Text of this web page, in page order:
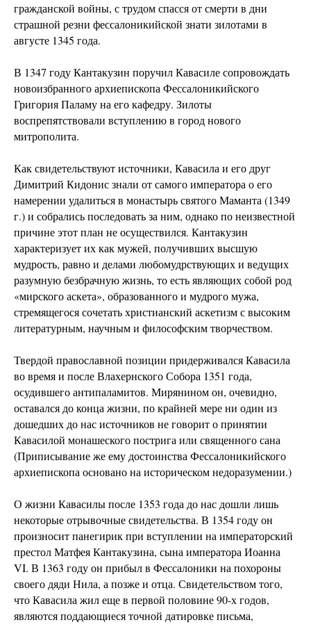
гражданской войны, с трудом спасся от смерти в дни
страшной резни фессалоникийской знати зилотами в
августе 1345 года.
В 1347 году Кантакузин поручил Кавасиле сопровождать
новоизбранного архиепископа Фессалоникийского
Григория Паламу на его кафедру. Зилоты
воспрепятствовали вступлению в город нового
митрополита.
Как свидетельствуют источники, Кавасила и его друг
Димитрий Кидонис знали от самого императора о его
намерении удалиться в монастырь святого Маманта (1349
г.) и собрались последовать за ним, однако по неизвестной
причине этот план не осуществился. Кантакузин
характеризует их как мужей, получивших высшую
мудрость, равно и делами любомудрствующих и ведущих
разумную безбрачную жизнь, то есть являющих собой род
«мирского аскета», образованного и мудрого мужа,
стремящегося сочетать христианский аскетизм с высоким
литературным, научным и философским творчеством.
Твердой православной позиции придерживался Кавасила
во время и после Влахернского Собора 1351 года,
осудившего антипаламитов. Мирянином он, очевидно,
оставался до конца жизни, по крайней мере ни один из
дошедших до нас источников не говорит о принятии
Кавасилой монашеского пострига или священного сана
(Приписывание же ему достоинства Фессалоникийского
архиепископа основано на историческом недоразумении.)
О жизни Кавасилы после 1353 года до нас дошли лишь
некоторые отрывочные свидетельства. В 1354 году он
произносит панегирик при вступлении на императорский
престол Матфея Кантакузина, сына императора Иоанна
VI. В 1363 году он прибыл в Фессалоники на похороны
своего дяди Нила, а позже и отца. Свидетельством того,
что Кавасила жил еще в первой половине 90-х годов,
являются поддающиеся точной датировке письма,